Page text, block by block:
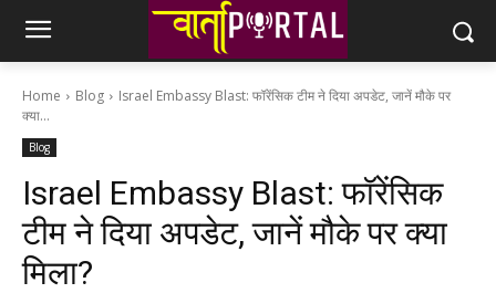
Home Blog
Israel Embassy Blast: फॉरेंसिक टीम ने दिया अपडेट, जानें मौके पर
क्‍या...
Blog
Israel Embassy Blast: फॉरेंसिक
टीम ने दिया अपडेट, जानें मौके पर क्‍या
मिला?